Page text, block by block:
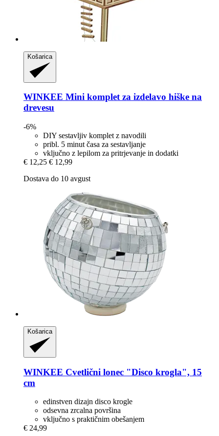
Košarica
WINKEE Mini komplet za izdelavo hiške na
drevesu
-6%
DIY sestavljiv komplet z navodili
pribl. 5 minut časa za sestavljanje
vključno z lepilom za pritrjevanje in dodatki
€ 12,25 € 12,99
Dostava do 10 avgust
Košarica
WINKEE Cvetlični lonec "Disco krogla", 15
cm
edinstven dizajn disco krogle
odsevna zrcalna površina
vključno s praktičnim obešanjem
€ 24,99